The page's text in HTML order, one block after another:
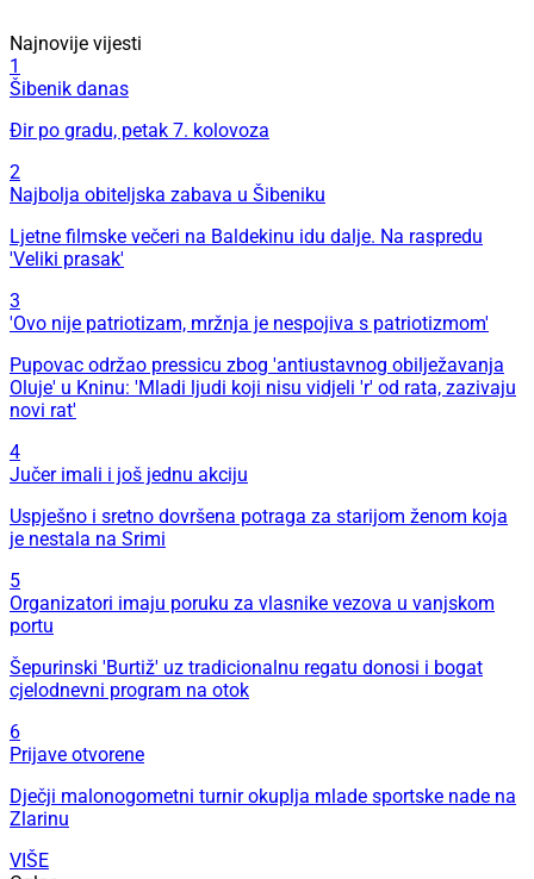
Najnovije vijesti
1
Šibenik danas
Đir po gradu, petak 7. kolovoza
2
Najbolja obiteljska zabava u Šibeniku
Ljetne filmske večeri na Baldekinu idu dalje. Na raspredu
'Veliki prasak'
3
'Ovo nije patriotizam, mržnja je nespojiva s patriotizmom'
Pupovac održao pressicu zbog 'antiustavnog obilježavanja
Oluje' u Kninu: 'Mladi ljudi koji nisu vidjeli 'r' od rata, zazivaju
novi rat'
4
Jučer imali i još jednu akciju
Uspješno i sretno dovršena potraga za starijom ženom koja
je nestala na Srimi
5
Organizatori imaju poruku za vlasnike vezova u vanjskom
portu
Šepurinski 'Burtiž' uz tradicionalnu regatu donosi i bogat
cjelodnevni program na otok
6
Prijave otvorene
Dječji malonogometni turnir okuplja mlade sportske nade na
Zlarinu
VIŠE